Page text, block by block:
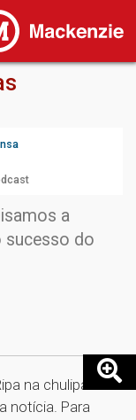
a
sucesso do
na chulipa e
notícia. Para